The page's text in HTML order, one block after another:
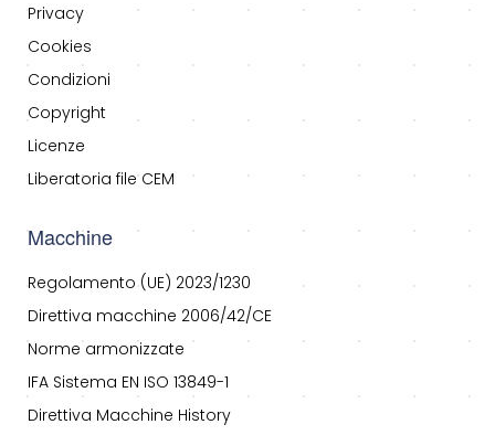
Privacy
Cookies
Condizioni
Copyright
Licenze
Liberatoria file CEM
Macchine
Regolamento (UE) 2023/1230
Direttiva macchine 2006/42/CE
Norme armonizzate
IFA Sistema EN ISO 13849-1
Direttiva Macchine History